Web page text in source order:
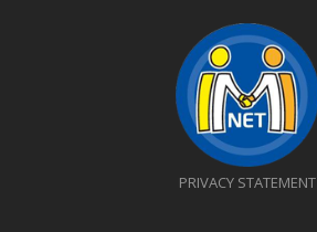
PRIVACY STATEMENT